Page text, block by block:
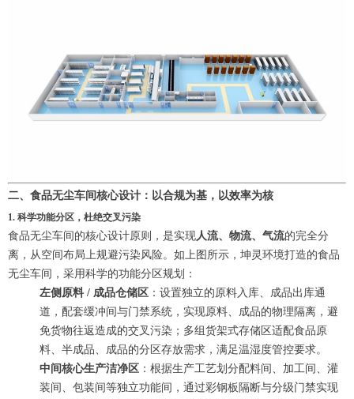
二、食品无尘车间核心设计：以合规为基，以效率为核
1. 科学功能分区，杜绝交叉污染
食品无尘车间的核心设计原则，是实现 人流、物流、气流的完全分
离，从空间布局上规避污染风险。如上图所示，坤灵环境打造的食品
无尘车间，采用科学的功能分区规划：
左侧原料 / 成品仓储区 ：设置独立的原料入库、成品出库通
道，配套缓冲间与门禁系统，实现原料、成品的物理隔离，避
免货物往返造成的交叉污染；多组货架式存储区适配食品原
料、半成品、成品的分区存放需求，满足温湿度管控要求。
中间核心生产洁净区 ：根据生产工艺划分配料间、加工间、灌
装间、包装间等独立功能间，通过彩钢板隔断与分级门禁实现